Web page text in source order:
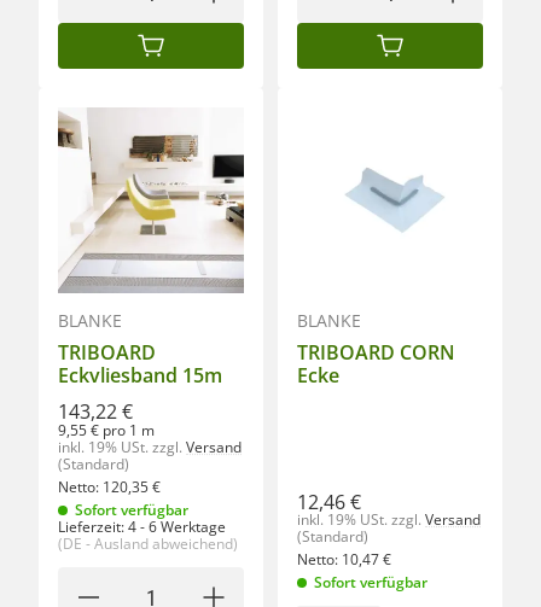
IN DEN WARENKORB IN DEN WARENKORB
BLANKE
TRIBOARD
Eckvliesband 15m
143,22 €
9,55 € pro 1 m
inkl. 19% USt. zzgl. Versand
(Standard)
Netto: 120,35€
Sofort verfügbar
Lieferzeit:4 - 6 Werktage
(DE - Ausland abweichend)
BLANKE
TRIBOARD CORN
Ecke
12,46 €
inkl. 19% USt. zzgl. Versand
(Standard)
Netto: 10,47€
Sofort verfügbar